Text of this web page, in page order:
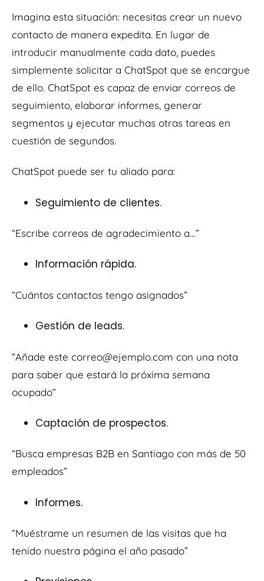
Imagina esta situación: necesitas crear un nuevo
contacto de manera expedita. En lugar de
introducir manualmente cada dato, puedes
simplemente solicitar a ChatSpot que se encargue
de ello. ChatSpot es capaz de enviar correos de
seguimiento, elaborar informes, generar
segmentos y ejecutar muchas otras tareas en
cuestión de segundos.
ChatSpot puede ser tu aliado para:
Seguimiento de clientes.
“Escribe correos de agradecimiento a…”
Información rápida.
“Cuántos contactos tengo asignados”
Gestión de leads.
“Añade este correo@ejemplo.com con una nota
para saber que estará la próxima semana
ocupado”
Captación de prospectos.
“Busca empresas B2B en Santiago con más de 50
empleados”
Informes.
“Muéstrame un resumen de las visitas que ha
tenido nuestra página el año pasado”